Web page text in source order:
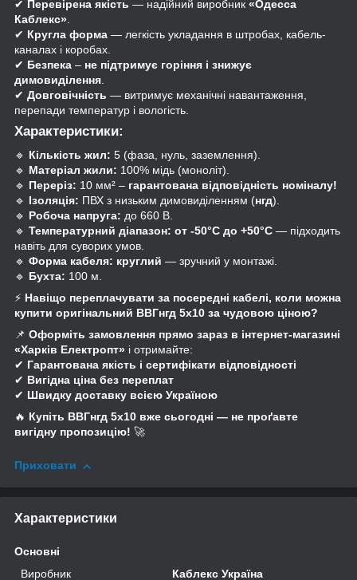
✔ Перевірена якість — надійний виробник «Одесса
Каблекс»
✔ Кругла форма — легкість укладання в штробах, кабель-
каналах і коробах.
✔ Безпека – не підтримує горіння і знижує
димовиділення
✔ Довговічність — витримує механічні навантаження,
перепади температур і вологість.
Характеристики:
🔹 Кількість жил: 5 (фаза, нуль, заземлення).
🔹 Матеріал жили: 100% мідь (моноліт).
🔹 Переріз: 10 мм² – гарантована відповідність номіналу!
🔹 Ізоляція: ПВХ з низьким димовиділенням (нгд).
🔹 Робоча напруга: до 660 В.
🔹 Температурний діапазон: от -50°C до +50°C — підходить
навіть для суворих умов.
🔹 Форма кабеля: круглий — зручний у монтажі.
🔹 Бухта: 100 м.
⚡ Навіщо переплачувати за посередні кабелі, коли можна
купити оригінальний ВВГнгд 5x10 за чудовою ціною?
📌 Оформіть замовлення прямо зараз в інтернет-магазині
«Харків Електропт» і отримайте:
✔ Гарантована якість і сертифікати відповідності
✔ Вигідна ціна без переплат
✔ Швидку доставку всією Україною
🔥 Купіть ВВГнгд 5x10 вже сьогодні — не проґавте
вигідну пропозицію! 🚀
Приховати
Характеристики
Основні
Виробник
Каблекс Україна